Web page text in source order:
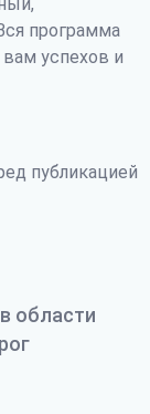
программа
успехов и
публикацией
области